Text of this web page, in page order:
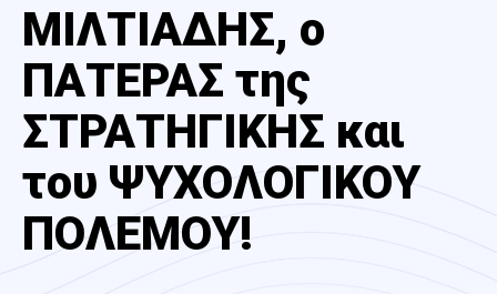
ΜΙΛΤΙΑΔΗΣ, o
ΠΑΤΕΡΑΣ της
ΣΤΡΑΤΗΓΙΚΗΣ και
του ΨΥΧΟΛΟΓΙΚΟΥ
ΠΟΛΕΜΟΥ!